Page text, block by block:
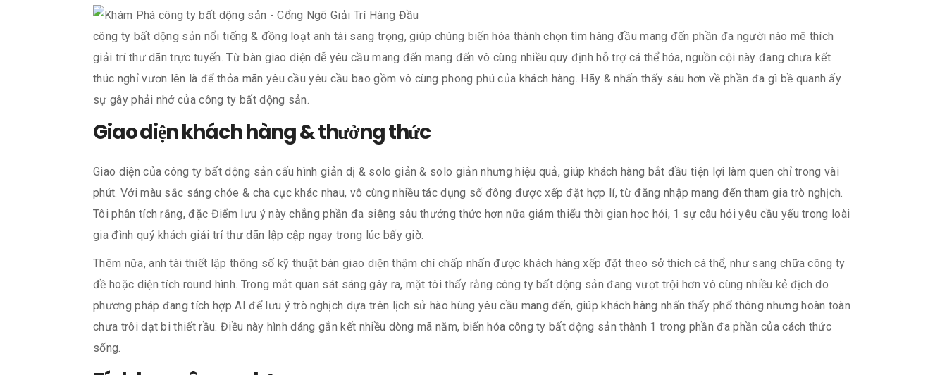
công ty bất dộng sản nổi tiếng & đồng loạt anh tài sang trọng, giúp chúng biến hóa thành chọn tìm hàng đầu mang đến phần đa người nào mê thích
giải trí thư dãn trực tuyến. Từ bàn giao diện dễ yêu cầu mang đến mang đến vô cùng nhiều quy định hỗ trợ cá thể hóa, nguồn cội này đang chưa kết
thúc nghỉ vươn lên là để thỏa mãn yêu cầu yêu cầu bao gồm vô cùng phong phú của khách hàng. Hãy & nhấn thấy sâu hơn về phần đa gì bề quanh ấy
sự gây phải nhớ của công ty bất dộng sản.
Giao diện khách hàng & thưởng thức
Giao diện của công ty bất dộng sản cấu hình giản dị & solo giản & solo giản nhưng hiệu quả, giúp khách hàng bắt đầu tiện lợi làm quen chỉ trong vài
phút. Với màu sắc sáng chóe & cha cục khác nhau, vô cùng nhiều tác dụng số đông được xếp đặt hợp lí, từ đăng nhập mang đến tham gia trò nghịch.
Tôi phân tích rằng, đặc Điểm lưu ý này chẳng phần đa siêng sâu thưởng thức hơn nữa giảm thiểu thời gian học hỏi, 1 sự câu hỏi yêu cầu yếu trong loài
gia đình quý khách giải trí thư dãn lập cập ngay trong lúc bấy giờ.
Thêm nữa, anh tài thiết lập thông số kỹ thuật bàn giao diện thậm chí chấp nhấn được khách hàng xếp đặt theo sở thích cá thể, như sang chữa công ty
đề hoặc diện tích round hình. Trong mắt quan sát sáng gây ra, mặt tôi thấy rằng công ty bất dộng sản đang vượt trội hơn vô cùng nhiều kẻ địch do
phương pháp đang tích hợp AI để lưu ý trò nghịch dựa trên lịch sử hào hùng yêu cầu mang đến, giúp khách hàng nhấn thấy phổ thông nhưng hoàn toàn
chưa trôi dạt bi thiết rầu. Điều này hình dáng gắn kết nhiều dòng mã năm, biến hóa công ty bất dộng sản thành 1 trong phần đa phần của cách thức
sống.